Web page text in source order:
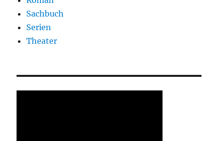
Sachbuch
Serien
Theater